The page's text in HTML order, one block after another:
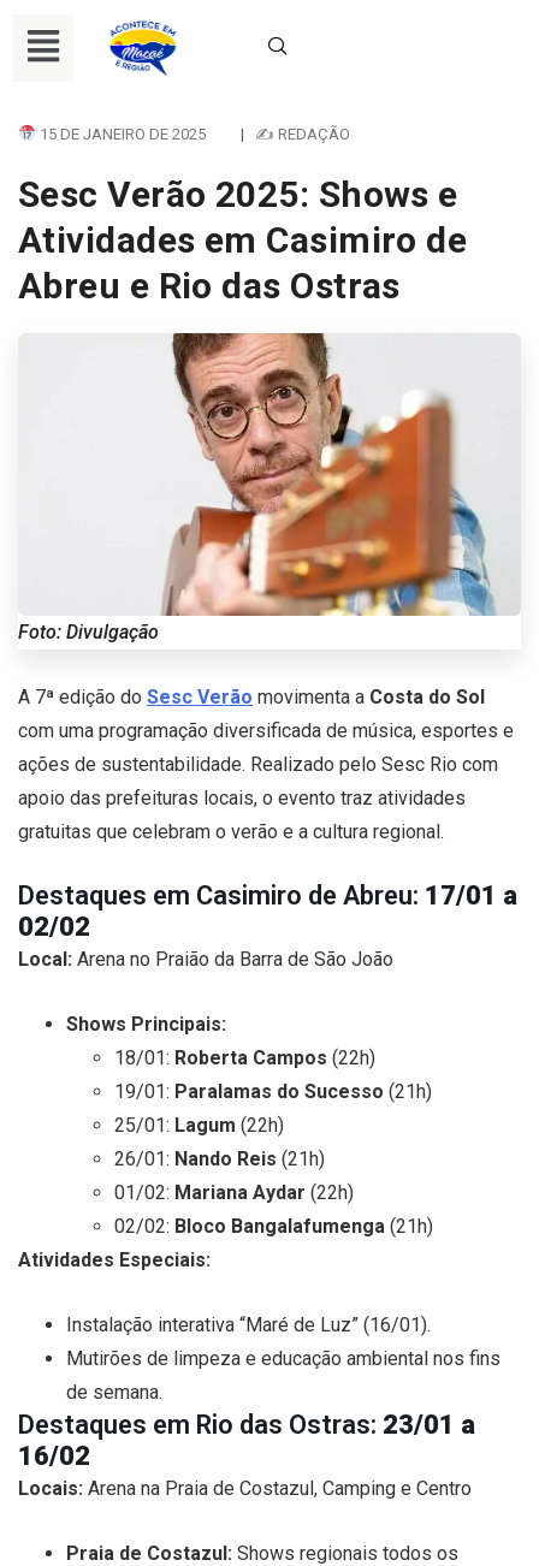
15 DE JANEIRO DE 2025 | ✍ REDAÇÃO
Sesc Verão 2025: Shows e
Atividades em Casimiro de
Abreu e Rio das Ostras
Foto: Divulgação
A 7ª edição do Sesc Verão movimenta a Costa do Sol
com uma programação diversificada de música, esportes e
ações de sustentabilidade. Realizado pelo Sesc Rio com
apoio das prefeituras locais, o evento traz atividades
gratuitas que celebram o verão e a cultura regional.
Destaques em Casimiro de Abreu: 17/01 a
02/02
Local: Arena no Praião da Barra de São João
Shows Principais:
18/01: Roberta Campos (22h)
19/01: Paralamas do Sucesso (21h)
25/01: Lagum (22h)
26/01: Nando Reis (21h)
01/02: Mariana Aydar (22h)
02/02: Bloco Bangalafumenga (21h)
Atividades Especiais:
Instalação interativa “Maré de Luz” (16/01).
Mutirões de limpeza e educação ambiental nos fins
de semana.
Destaques em Rio das Ostras: 23/01 a
16/02
Locais: Arena na Praia de Costazul, Camping e Centro
Praia de Costazul: Shows regionais todos os